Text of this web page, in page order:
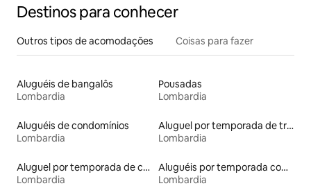
Destinos para conhecer
Outros tipos de acomodações Coisas para fazer
Aluguéis de bangalôs
Lombardia
Pousadas
Lombardia
Aluguéis de condomínios
Lombardia
Aluguel por temporada de trailers
Lombardia
Aluguel por temporada de castelos
Lombardia
Aluguéis por temporada com caiaque
Lombardia